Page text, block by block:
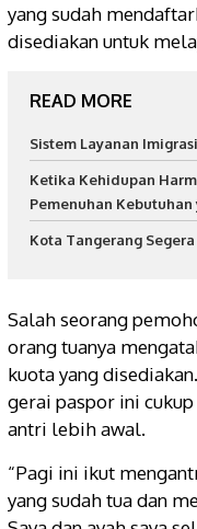
yang sudah
disediakan untuk
READ MORE
Sistem Layanan
Ketika Kehidupan
Pemenuhan
Kota Tangerang
Salah seorang
orang tuanya
kuota yang
gerai paspor ini
antri lebih awal.
“Pagi ini ikut
yang sudah tua dan